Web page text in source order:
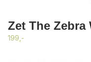
Zet The
199,-